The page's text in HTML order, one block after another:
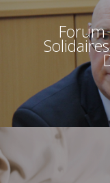
Forum